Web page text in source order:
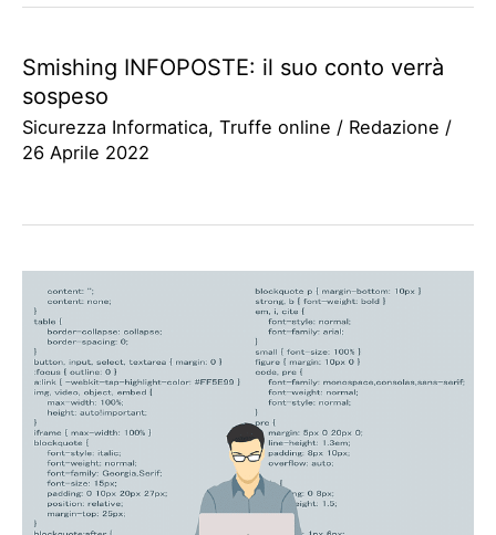
Smishing INFOPOSTE: il suo conto verrà
sospeso
Sicurezza Informatica, Truffe online / Redazione /
26 Aprile 2022